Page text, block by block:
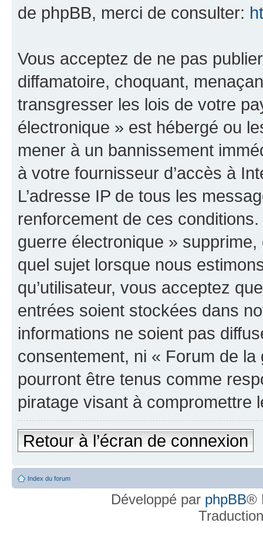
de phpBB, merci de consulter:
Vous acceptez de ne pas
diffamatoire, choquant,
transgresser les lois de votre
électronique » est hébergé ou
mener à un bannissement
à votre fournisseur d’accès à
L’adresse IP de tous les
renforcement de ces
guerre électronique »
quel sujet lorsque nous
qu’utilisateur, vous acceptez
entrées soient stockées dans
informations ne soient pas
consentement, ni « Forum de
pourront être tenus comme
piratage visant à compromettre
Retour à l’écran de connexion
Index du forum
Développé par phpBB®